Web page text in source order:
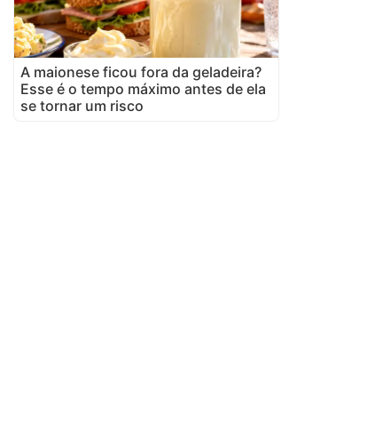
A maionese ficou fora da geladeira?
Esse é o tempo máximo antes de ela
se tornar um risco